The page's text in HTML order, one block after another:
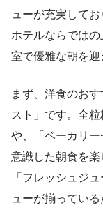
ューが充実して
ホテルならでは
室で優雅な朝を迎
まず、洋食のお
スト」です。全
や、「ベーカリ
意識した朝食を
「フレッシュジ
ューが揃ってい